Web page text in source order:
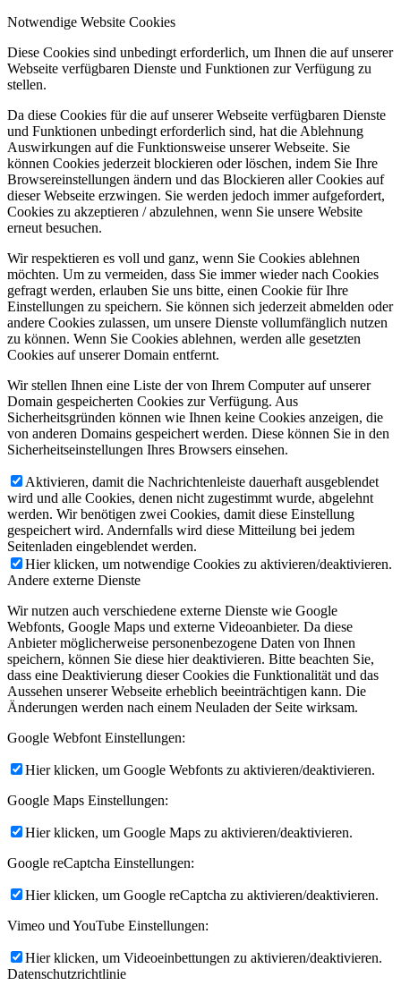
Notwendige Website Cookies
Diese Cookies sind unbedingt erforderlich, um Ihnen die auf unserer
Webseite verfügbaren Dienste und Funktionen zur Verfügung zu
stellen.
Da diese Cookies für die auf unserer Webseite verfügbaren Dienste
und Funktionen unbedingt erforderlich sind, hat die Ablehnung
Auswirkungen auf die Funktionsweise unserer Webseite. Sie
können Cookies jederzeit blockieren oder löschen, indem Sie Ihre
Browsereinstellungen ändern und das Blockieren aller Cookies auf
dieser Webseite erzwingen. Sie werden jedoch immer aufgefordert,
Cookies zu akzeptieren / abzulehnen, wenn Sie unsere Website
erneut besuchen.
Wir respektieren es voll und ganz, wenn Sie Cookies ablehnen
möchten. Um zu vermeiden, dass Sie immer wieder nach Cookies
gefragt werden, erlauben Sie uns bitte, einen Cookie für Ihre
Einstellungen zu speichern. Sie können sich jederzeit abmelden oder
andere Cookies zulassen, um unsere Dienste vollumfänglich nutzen
zu können. Wenn Sie Cookies ablehnen, werden alle gesetzten
Cookies auf unserer Domain entfernt.
Wir stellen Ihnen eine Liste der von Ihrem Computer auf unserer
Domain gespeicherten Cookies zur Verfügung. Aus
Sicherheitsgründen können wie Ihnen keine Cookies anzeigen, die
von anderen Domains gespeichert werden. Diese können Sie in den
Sicherheitseinstellungen Ihres Browsers einsehen.
Aktivieren, damit die Nachrichtenleiste dauerhaft ausgeblendet
wird und alle Cookies, denen nicht zugestimmt wurde, abgelehnt
werden. Wir benötigen zwei Cookies, damit diese Einstellung
gespeichert wird. Andernfalls wird diese Mitteilung bei jedem
Seitenladen eingeblendet werden.
Hier klicken, um notwendige Cookies zu aktivieren/deaktivieren.
Andere externe Dienste
Wir nutzen auch verschiedene externe Dienste wie Google
Webfonts, Google Maps und externe Videoanbieter. Da diese
Anbieter möglicherweise personenbezogene Daten von Ihnen
speichern, können Sie diese hier deaktivieren. Bitte beachten Sie,
dass eine Deaktivierung dieser Cookies die Funktionalität und das
Aussehen unserer Webseite erheblich beeinträchtigen kann. Die
Änderungen werden nach einem Neuladen der Seite wirksam.
Google Webfont Einstellungen:
Hier klicken, um Google Webfonts zu aktivieren/deaktivieren.
Google Maps Einstellungen:
Hier klicken, um Google Maps zu aktivieren/deaktivieren.
Google reCaptcha Einstellungen:
Hier klicken, um Google reCaptcha zu aktivieren/deaktivieren.
Vimeo und YouTube Einstellungen:
Hier klicken, um Videoeinbettungen zu aktivieren/deaktivieren.
Datenschutzrichtlinie